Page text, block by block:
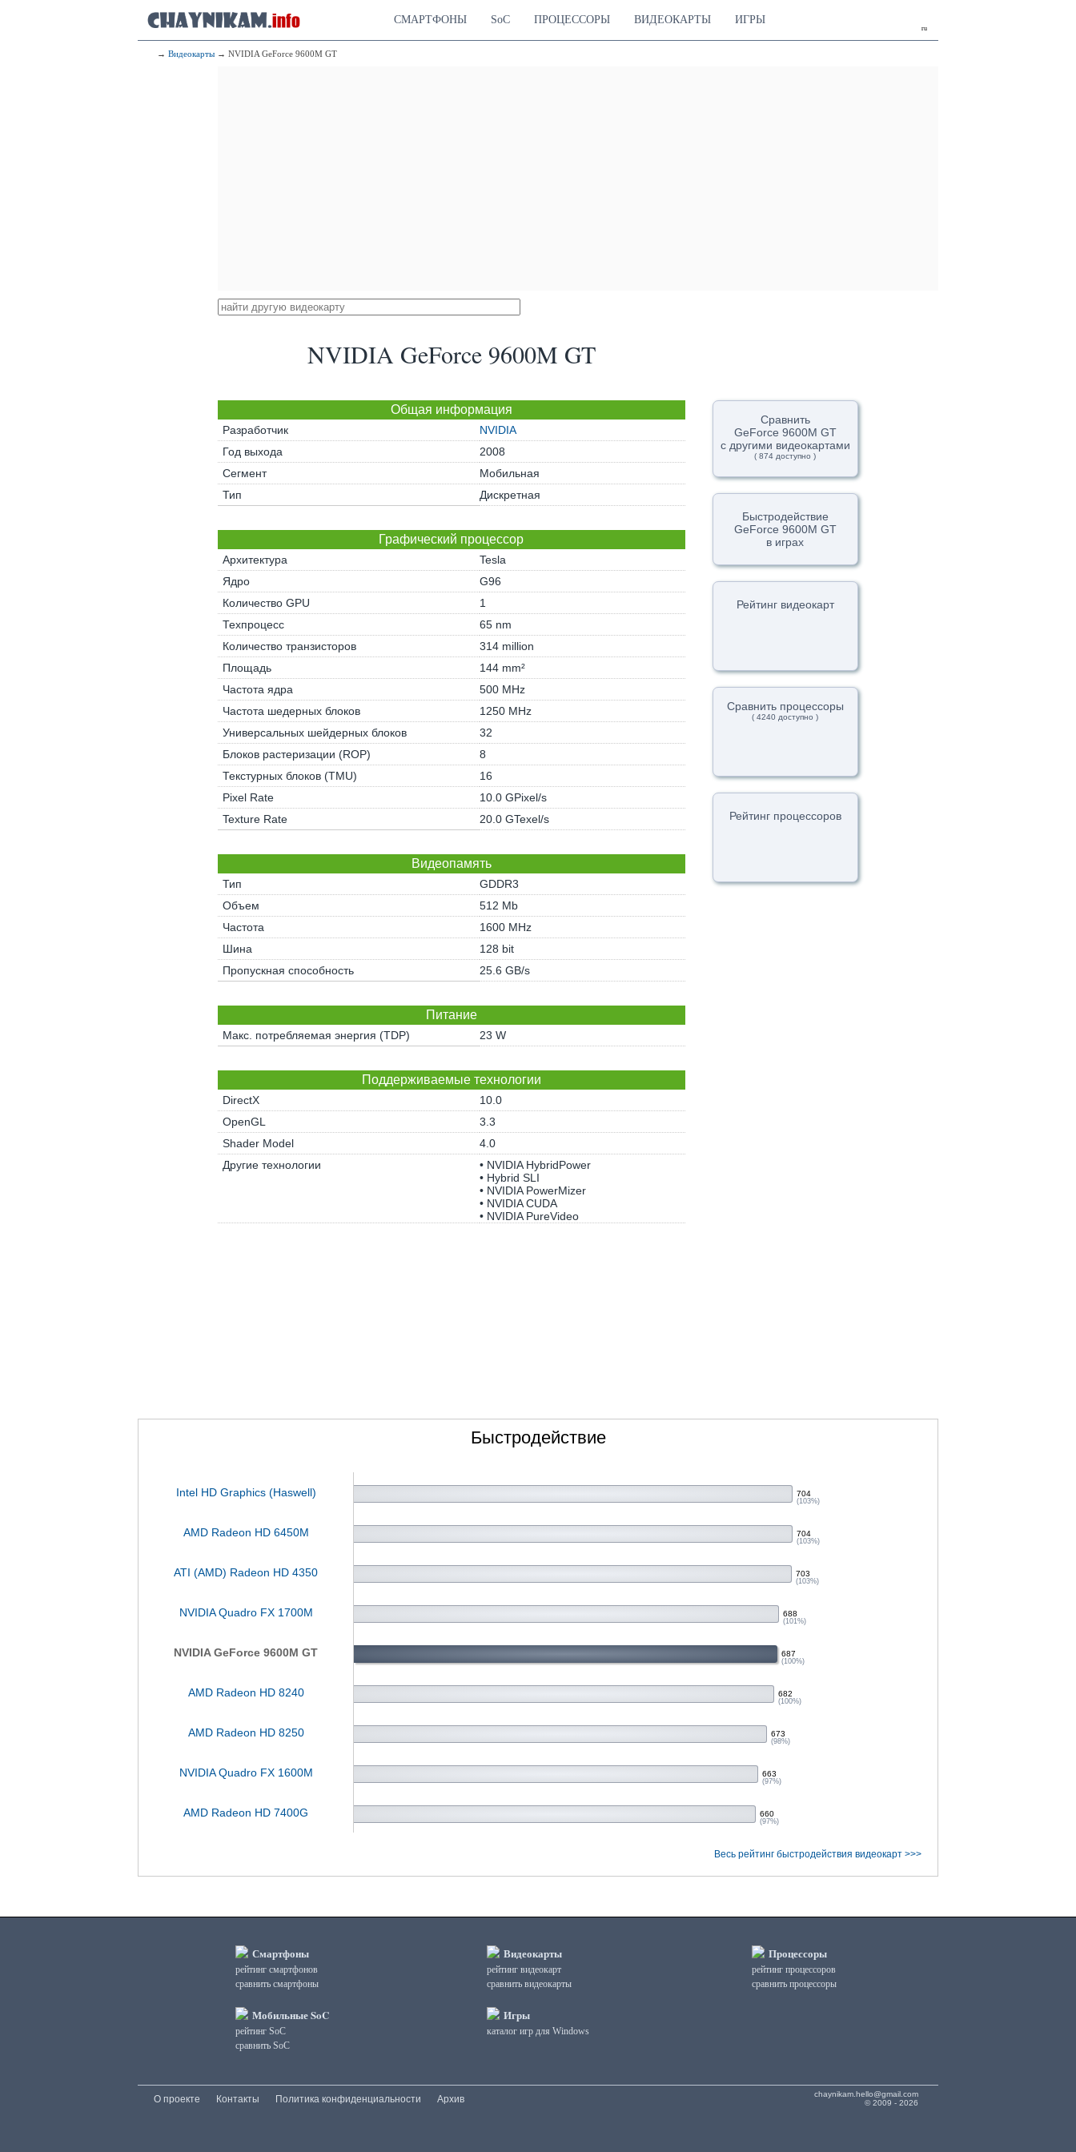
ru
СМАРТФОНЫ SoC ПРОЦЕССОРЫ ВИДЕОКАРТЫ ИГРЫ
→ Видеокарты → NVIDIA GeForce 9600M GT
NVIDIA GeForce 9600M GT
Общая информация
Разработчик
NVIDIA
Год выхода
2008
Сегмент
Мобильная
Тип
Дискретная
Графический процессор
Архитектура
Tesla
Ядро
G96
Количество GPU
1
Техпроцесс
65 nm
Количество транзисторов
314 million
Площадь
144 mm²
Частота ядра
500 MHz
Частота шедерных блоков
1250 MHz
Универсальных шейдерных блоков
32
Блоков растеризации (ROP)
8
Текстурных блоков (TMU)
16
Pixel Rate
10.0 GPixel/s
Texture Rate
20.0 GTexel/s
Видеопамять
Тип
GDDR3
Объем
512 Mb
Частота
1600 MHz
Шина
128 bit
Пропускная способность
25.6 GB/s
Питание
Макс. потребляемая энергия (TDP) 23 W
Поддерживаемые технологии
DirectX
10.0
OpenGL
3.3
Shader Model
4.0
Другие технологии
• NVIDIA HybridPower
• Hybrid SLI
• NVIDIA PowerMizer
• NVIDIA CUDA
• NVIDIA PureVideo
Сравнить
GeForce 9600M GT
с другими видеокартами
( 874 доступно )
Быстродействие
GeForce 9600M GT
в играх
Рейтинг видеокарт
Сравнить процессоры
( 4240 доступно )
Рейтинг процессоров
Быстродействие
Intel HD Graphics (Haswell) 704
(103%)
AMD Radeon HD 6450M 704
(103%)
ATI (AMD) Radeon HD 4350 703
(103%)
NVIDIA Quadro FX 1700M 688
(101%)
NVIDIA GeForce 9600M GT 687
(100%)
AMD Radeon HD 8240 682
(100%)
AMD Radeon HD 8250 673
(98%)
NVIDIA Quadro FX 1600M 663
(97%)
AMD Radeon HD 7400G 660
(97%)
Весь рейтинг быстродействия видеокарт >>>
Смартфоны
рейтинг смартфонов
сравнить смартфоны
Мобильные SoC
рейтинг SoC
сравнить SoC
Видеокарты
рейтинг видеокарт
сравнить видеокарты
Игры
каталог игр для Windows
Процессоры
рейтинг процессоров
сравнить процессоры
chaynikam.hello@gmail.com
© 2009 - 2026
О проекте Контакты Политика конфиденциальности Архив